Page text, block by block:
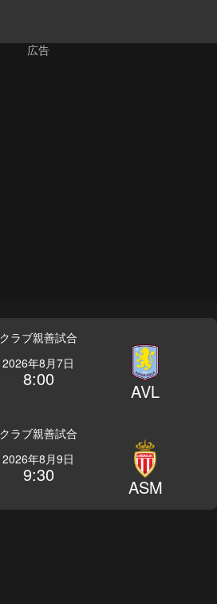
クラブ親善試合
2026年8月7日
8:00
AVL
クラブ親善試合
2026年8月9日
9:30
ASM